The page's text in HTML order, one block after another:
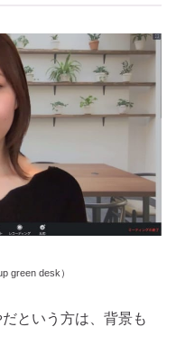
green desk）
という方は、背景も